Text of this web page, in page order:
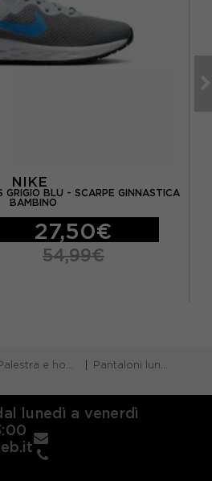
NIKE
GRIGIO BLU - SCARPE GINNASTICA
BAMBINO
27,50€
54,99€
e home gym
Pantaloni lunghi palestra
lunedì a venerdì